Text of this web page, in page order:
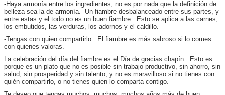
-Haya armonía entre los ingredientes, no es por nada que la definición de
belleza sea la de armonía. Un fiambre desbalanceado entre sus partes, y
entre estas y el todo no es un buen fiambre. Esto se aplica a las carnes,
los embutidos, las verduras, los adornos y el caldillo.
-Tengas con quien compartirlo. El fiambre es más sabroso si lo comes
con quienes valoras.
La celebración del día del fiambre es el Día de gracias chapín. Esto es
porque es un plato que no es posible sin trabajo productivo, sin ahorro, sin
salud, sin prosperidad y sin talento, y no es maravilloso si no tienes con
quién compartirlo, o no tienes quien lo comparta contigo.